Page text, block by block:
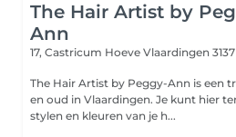
The Hair Artist by
Ann
17, Castricum Hoeve Vlaardingen
The Hair Artist by Peggy-Ann is een
en oud in Vlaardingen. Je kunt hier
stylen en kleuren van je h...